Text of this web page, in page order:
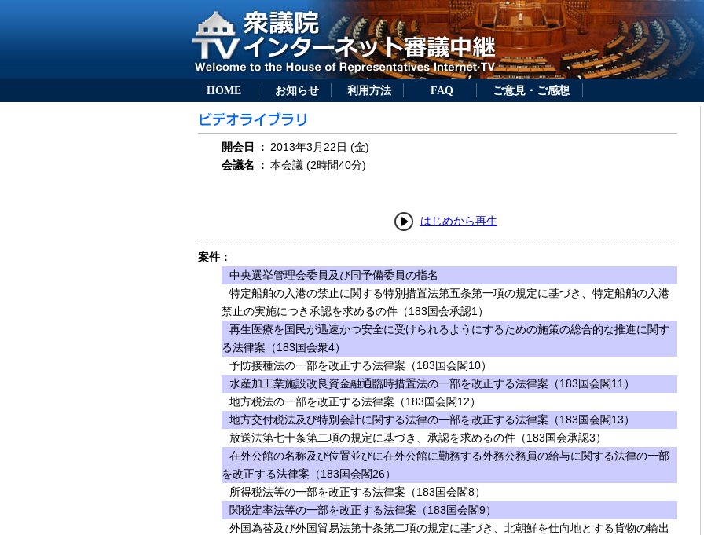
HOME お知らせ 利用方法 FAQ ご意見・ご感想
開会日 ： 2013年3月22日 (金)
会議名
： 本会議 (2時間40分)
はじめから再生
案件：
中央選挙管理会委員及び同予備委員の指名
特定船舶の入港の禁止に関する特別措置法第五条第一項の規定に基づき、特定船舶の入港
禁止の実施につき承認を求めるの件（183国会承認1）
再生医療を国民が迅速かつ安全に受けられるようにするための施策の総合的な推進に関す
る法律案（183国会衆4）
予防接種法の一部を改正する法律案（183国会閣10）
水産加工業施設改良資金融通臨時措置法の一部を改正する法律案（183国会閣11）
地方税法の一部を改正する法律案（183国会閣12）
地方交付税法及び特別会計に関する法律の一部を改正する法律案（183国会閣13）
放送法第七十条第二項の規定に基づき、承認を求めるの件（183国会承認3）
在外公館の名称及び位置並びに在外公館に勤務する外務公務員の給与に関する法律の一部
を改正する法律案（183国会閣26）
所得税法等の一部を改正する法律案（183国会閣8）
関税定率法等の一部を改正する法律案（183国会閣9）
外国為替及び外国貿易法第十条第二項の規定に基づき、北朝鮮を仕向地とする貨物の輸出